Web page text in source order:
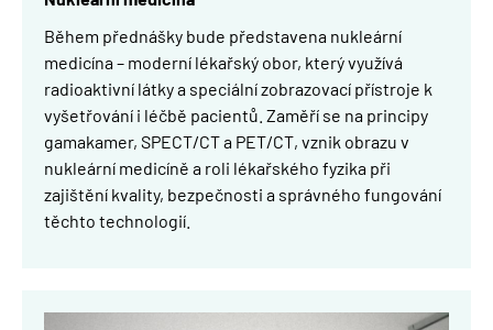
Během přednášky bude představena nukleární
medicína – moderní lékařský obor, který využívá
radioaktivní látky a speciální zobrazovací přístroje k
vyšetřování i léčbě pacientů. Zaměří se na principy
gamakamer, SPECT/CT a PET/CT, vznik obrazu v
nukleární medicíně a roli lékařského fyzika při
zajištění kvality, bezpečnosti a správného fungování
těchto technologií.